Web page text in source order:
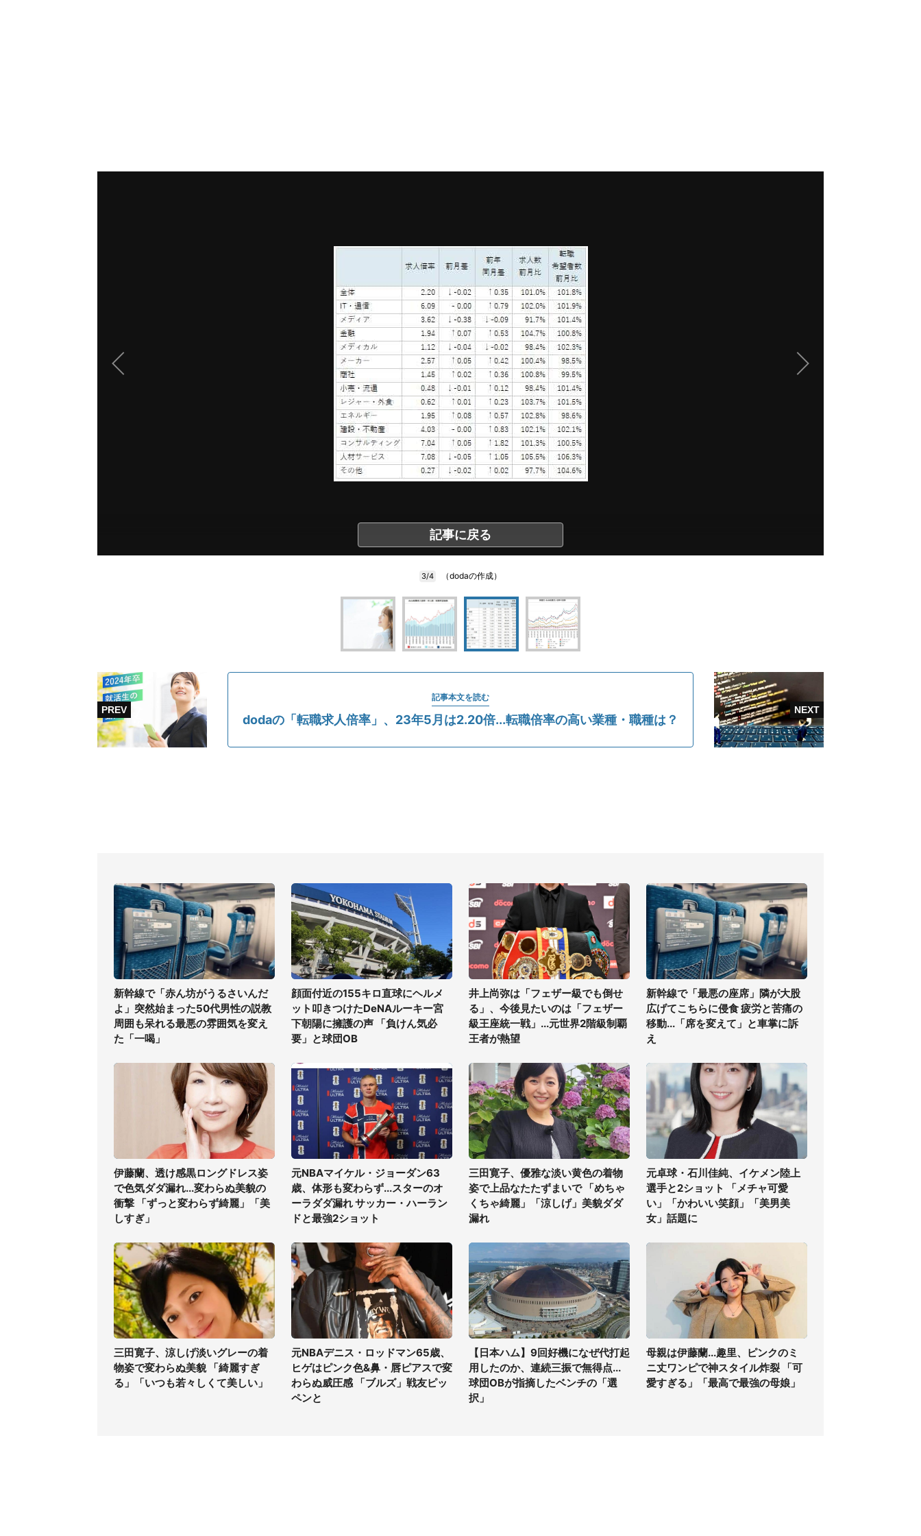
記事に戻る
3/4 （dodaの作成）
記事本文を読む
dodaの「転職求人倍率」、23年5月は2.20倍...転職倍率の高い業種・職種は？
新幹線で「赤ん坊がうるさいんだ
よ」突然始まった50代男性の説教
周囲も呆れる最悪の雰囲気を変え
た「一喝」
顔面付近の155キロ直球にヘルメ
ット叩きつけたDeNAルーキー宮
下朝陽に擁護の声 「負けん気必
要」と球団OB
井上尚弥は「フェザー級でも倒せ
る」、今後見たいのは「フェザー
級王座統一戦」...元世界2階級制覇
王者が熱望
新幹線で「最悪の座席」隣が大股
広げてこちらに侵食 疲労と苦痛の
移動...「席を変えて」と車掌に訴
え
伊藤蘭、透け感黒ロングドレス姿
で色気ダダ漏れ...変わらぬ美貌の
衝撃 「ずっと変わらず綺麗」「美
しすぎ」
元NBAマイケル・ジョーダン63
歳、体形も変わらず...スターのオ
ーラダダ漏れ サッカー・ハーラン
ドと最強2ショット
三田寛子、優雅な淡い黄色の着物
姿で上品なたたずまいで 「めちゃ
くちゃ綺麗」「涼しげ」美貌ダダ
漏れ
元卓球・石川佳純、イケメン陸上
選手と2ショット 「メチャ可愛
い」「かわいい笑顔」「美男美
女」話題に
三田寛子、涼しげ淡いグレーの着
物姿で変わらぬ美貌 「綺麗すぎ
る」「いつも若々しくて美しい」
元NBAデニス・ロッドマン65歳、
ヒゲはピンク色&鼻・唇ピアスで変
わらぬ威圧感 「ブルズ」戦友ピッ
ペンと
【日本ハム】9回好機になぜ代打起
用したのか、連続三振で無得点...
球団OBが指摘したベンチの「選
択」
母親は伊藤蘭...趣里、ピンクのミ
ニ丈ワンピで神スタイル炸裂 「可
愛すぎる」「最高で最強の母娘」